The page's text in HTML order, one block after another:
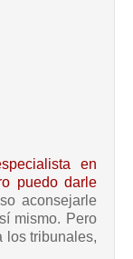
en
puedo darle
aconsejarle
mismo. Pero
los tribunales,